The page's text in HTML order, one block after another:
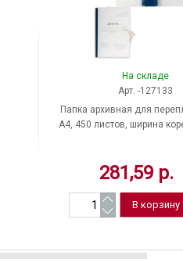
На складе
Арт. -127133
Папка архивная для
A4, 450 листов, ширина
281,59 р.